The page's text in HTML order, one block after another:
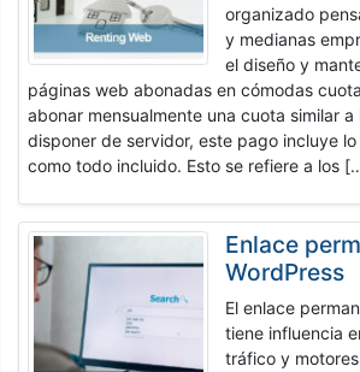
organizado
y medianas
el diseño y
páginas web abonadas en cómodas
abonar mensualmente una cuota similar
disponer de servidor, este pago incluye
como todo incluido. Esto se refiere a los
Enlace
WordPress
El enlace
tiene influencia
tráfico y